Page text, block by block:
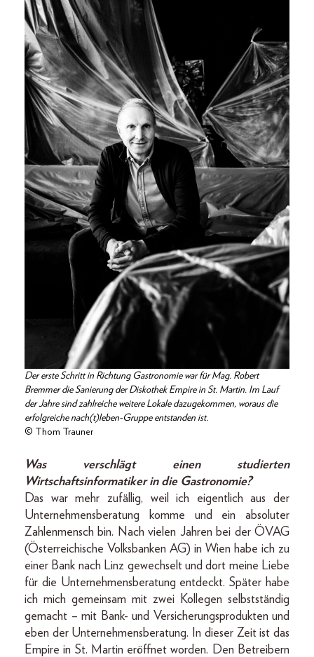
Der erste Schritt in Richtung Gastronomie war für Mag. Robert
Bremmer die Sanierung der Diskothek Empire in St. Martin. Im Lauf
der Jahre sind zahlreiche weitere Lokale dazugekommen, woraus die
erfolgreiche nach(t)leben-Gruppe entstanden ist.
© Thom Trauner
Was verschlägt einen studierten
Wirtschaftsinformatiker in die Gastronomie?
Das war mehr zufällig, weil ich eigentlich aus der
Unternehmensberatung komme und ein absoluter
Zahlenmensch bin. Nach vielen Jahren bei der ÖVAG
(Österreichische Volksbanken AG) in Wien habe ich zu
einer Bank nach Linz gewechselt und dort meine Liebe
für die Unternehmensberatung entdeckt. Später habe
ich mich gemeinsam mit zwei Kollegen selbstständig
gemacht – mit Bank- und Versicherungsprodukten und
eben der Unternehmensberatung. In dieser Zeit ist das
Empire in St. Martin eröffnet worden. Den Betreibern